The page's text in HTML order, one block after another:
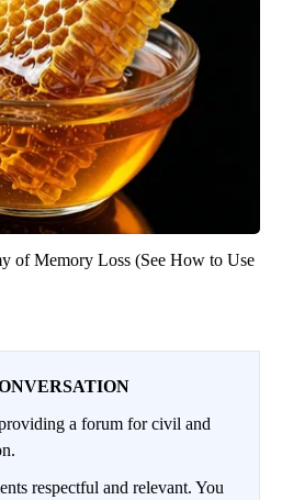
of Memory Loss (See How to Use
a forum for civil and
respectful and relevant. You